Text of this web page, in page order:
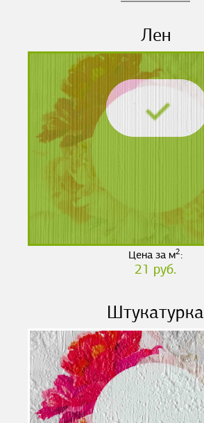
Лен
Цена за м2:
21 руб.
Штукатурка